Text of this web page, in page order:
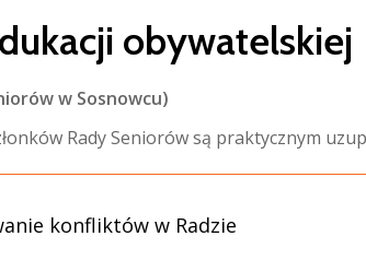
obywatelskiej
w Sosnowcu)
Rady Seniorów są praktycznym
konfliktów w Radzie